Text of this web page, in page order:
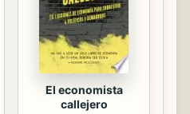
El economista
callejero